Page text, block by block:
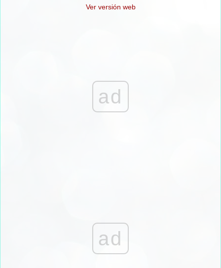
Ver versión web
ad
ad